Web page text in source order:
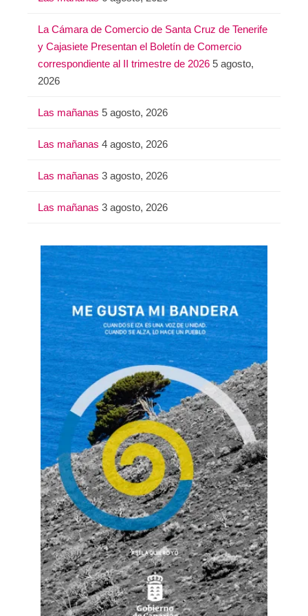
La Cámara de Comercio de Santa Cruz de Tenerife
y Cajasiete Presentan el Boletín de Comercio
correspondiente al II trimestre de 2026 5 agosto,
2026
Las mañanas 5 agosto, 2026
Las mañanas 4 agosto, 2026
Las mañanas 3 agosto, 2026
Las mañanas 3 agosto, 2026